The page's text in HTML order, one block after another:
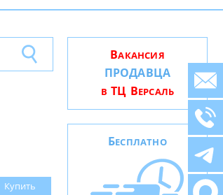
Купить
ВАКАНСИЯ
ПРОДАВЦА
В ТЦ ВЕРСАЛЬ
БЕСПЛАТНО